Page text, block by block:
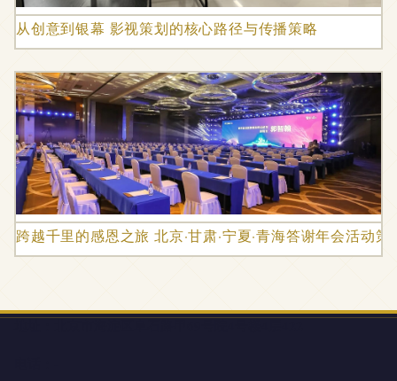
从创意到银幕 影视策划的核心路径与传播策略
跨越千里的感恩之旅 北京·甘肃·宁夏·青海答谢年会活动策